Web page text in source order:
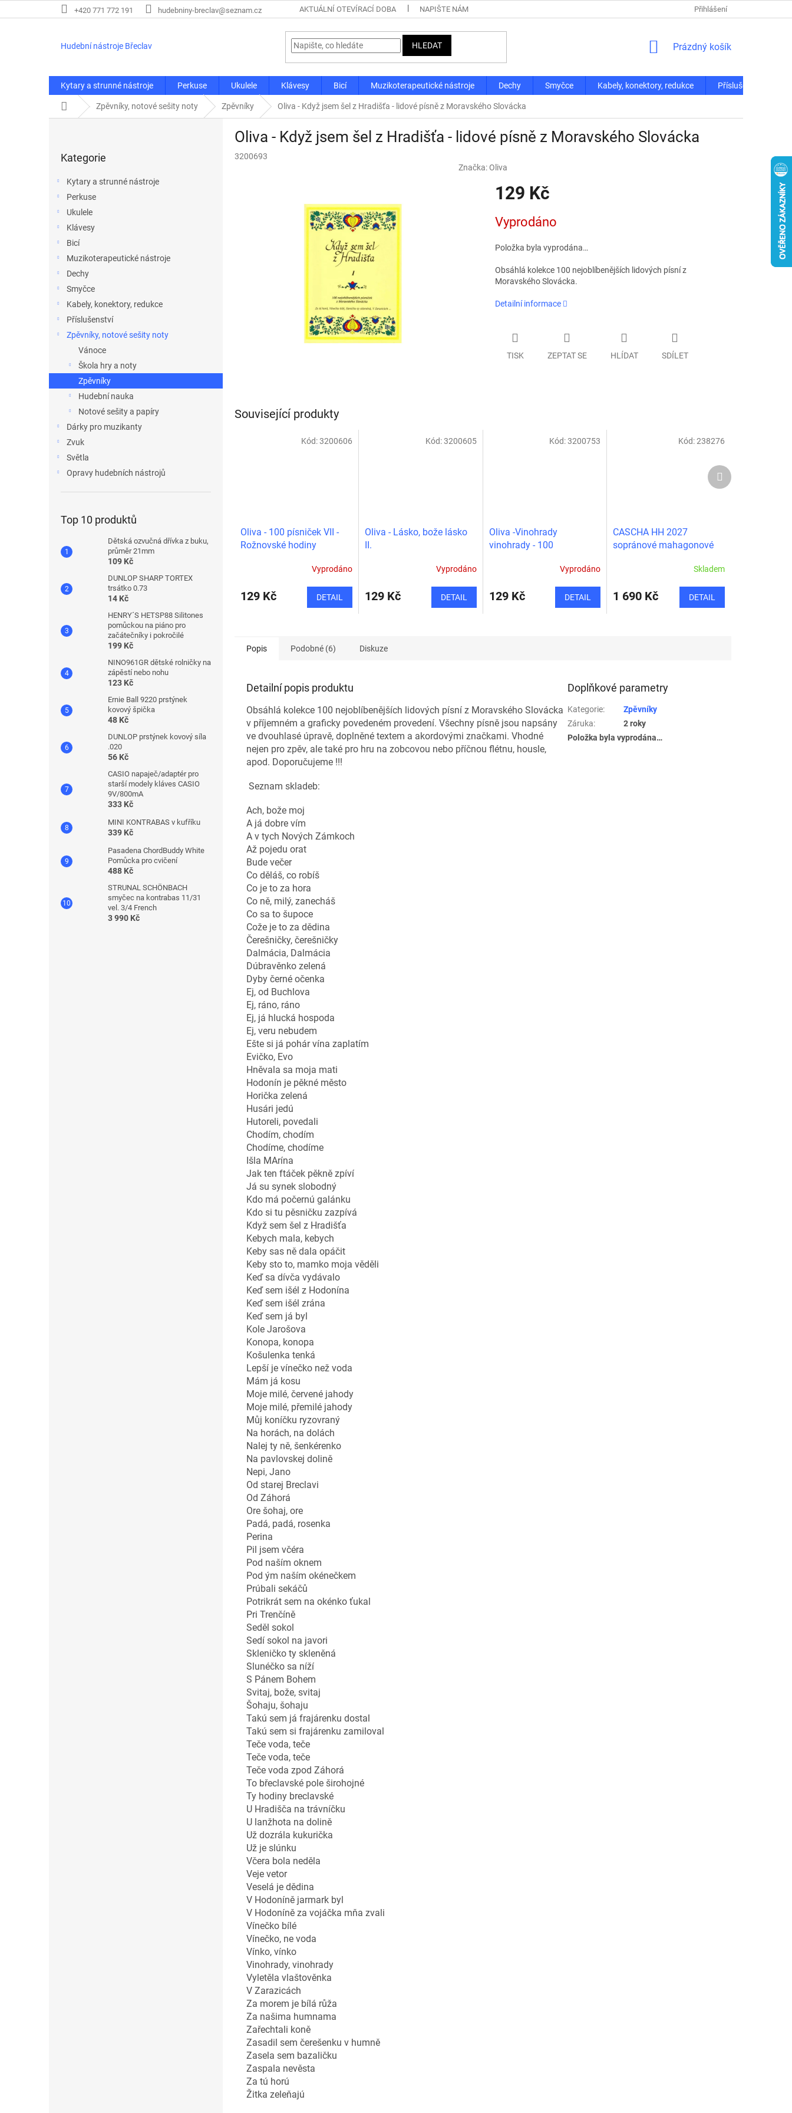
na
+420 771 772 191 hudebniny-breclav@seznam.cz AKTUÁLNÍ OTEVÍRACÍ DOBA NAPIŠTE NÁM Přihlášení
Hudební nástroje Břeclav HLEDAT
NÁKUPNÍ
Prázdný košík
Kytary a strunné nástroje Perkuse Ukulele Klávesy Bicí Muzikoterapeutické nástroje Dechy Smyčce Kabely, konektory, redukce Příslušenství
Domů Zpěvníky, notové sešity noty Zpěvníky Oliva - Když jsem šel z Hradišťa - lidové písně z Moravského Slovácka
kategorie
Kategorie
Kytary a strunné nástroje
Perkuse
Ukulele
Klávesy
Bicí
Muzikoterapeutické nástroje
Dechy
Smyčce
Kabely, konektory, redukce
Příslušenství
Zpěvníky, notové sešity noty
Vánoce
Škola hry a noty
Zpěvníky
Hudební nauka
Notové sešity a papíry
Dárky pro muzikanty
Zvuk
Světla
Opravy hudebních nástrojů
Top 10 produktů
Dětská ozvučná dřívka z buku,
průměr 21mm
109 Kč
DUNLOP SHARP TORTEX
trsátko 0.73
14 Kč
HENRY´S HETSP88 Silitones
pomůckou na piáno pro
začátečníky i pokročilé
199 Kč
NINO961GR dětské rolničky na
zápěstí nebo nohu
123 Kč
Ernie Ball 9220 prstýnek
kovový špička
48 Kč
DUNLOP prstýnek kovový síla
.020
56 Kč
CASIO napaječ/adaptér pro
starší modely kláves CASIO
9V/800mA
333 Kč
MINI KONTRABAS v kufříku
339 Kč
Pasadena ChordBuddy White
Pomůcka pro cvičení
488 Kč
STRUNAL SCHÖNBACH
smyčec na kontrabas 11/31
vel. 3/4 French
3 990 Kč
Oliva - Když jsem šel z Hradišťa - lidové písně z Moravského Slovácka
3200693
Značka: Oliva
129 Kč
cena:
Vyprodáno
Položka byla vyprodána…
Obsáhlá kolekce 100 nejoblíbenějších lidových písní z
Moravského Slovácka.
Detailní informace
TISK ZEPTAT SE HLÍDAT SDÍLET
Související produkty
Oliva - 100 písniček VII -
Rožnovské hodiny
Vyprodáno
129 Kč DETAIL
Kód:3200606
Oliva - Lásko, bože lásko
II.
Vyprodáno
129 Kč DETAIL
Kód:3200605
Oliva -Vinohrady
vinohrady - 100
Moravského SlováckaVyprodáno
129 Kč DETAIL
Kód:3200753
CASCHA HH 2027
sopránové mahagonové
obal,ladička,trsátka,publikace
Skladem
1 690 Kč DETAIL
Kód:238276
Další
produkt
Popis Podobné (6) Diskuze
Detailní popis produktu
Obsáhlá kolekce 100 nejoblíbenějších lidových písní z Moravského Slovácka
v příjemném a graficky povedeném provedení. Všechny písně jsou napsány
ve dvouhlasé úpravě, doplněné textem a akordovými značkami. Vhodné
nejen pro zpěv, ale také pro hru na zobcovou nebo příčnou flétnu, housle,
apod. Doporučujeme !!!
Seznam skladeb:
Ach, bože moj
A já dobre vím
A v tych Nových Zámkoch
Až pojedu orat
Bude večer
Co děláš, co robíš
Co je to za hora
Co ně, milý, zanecháš
Co sa to šupoce
Cože je to za dědina
Čerešničky, čerešničky
Dalmácia, Dalmácia
Dúbravěnko zelená
Dyby černé očenka
Ej, od Buchlova
Ej, ráno, ráno
Ej, já hlucká hospoda
Ej, veru nebudem
Ešte si já pohár vína zaplatím
Evičko, Evo
Hněvala sa moja mati
Hodonín je pěkné město
Horička zelená
Husári jedú
Hutoreli, povedali
Chodím, chodím
Chodíme, chodíme
Išla MArína
Jak ten ftáček pěkně zpíví
Já su synek slobodný
Kdo má počernú galánku
Kdo si tu pěsničku zazpívá
Když sem šel z Hradišťa
Kebych mala, kebych
Keby sas ně dala opáčit
Keby sto to, mamko moja věděli
Keď sa dívča vydávalo
Keď sem išél z Hodonína
Keď sem išél zrána
Keď sem já byl
Kole Jarošova
Konopa, konopa
Košulenka tenká
Lepší je vínečko než voda
Mám já kosu
Moje milé, červené jahody
Moje milé, přemilé jahody
Můj koníčku ryzovraný
Na horách, na dolách
Nalej ty ně, šenkérenko
Na pavlovskej dolině
Nepi, Jano
Od starej Breclavi
Od Záhorá
Ore šohaj, ore
Padá, padá, rosenka
Perina
Pil jsem včéra
Pod naším oknem
Pod ým naším okénečkem
Prúbali sekáčů
Potrikrát sem na okénko ťukal
Pri Trenčíně
Seděl sokol
Sedí sokol na javori
Skleničko ty skleněná
Slunéčko sa níží
S Pánem Bohem
Svitaj, bože, svitaj
Šohaju, šohaju
Takú sem já frajárenku dostal
Takú sem si frajárenku zamiloval
Teče voda, teče
Teče voda, teče
Teče voda zpod Záhorá
To břeclavské pole širohojné
Ty hodiny breclavské
U Hradišča na trávníčku
U lanžhota na dolině
Už dozrála kukurička
Už je slúnku
Včera bola neděla
Veje vetor
Veselá je dědina
V Hodoníně jarmark byl
V Hodoníně za vojáčka mňa zvali
Vínečko bílé
Vínečko, ne voda
Vínko, vínko
Vinohrady, vinohrady
Vyletěla vlaštověnka
V Zarazicách
Za morem je bílá růža
Za našima humnama
Zařechtali koně
Zasadil sem čerešenku v humně
Zasela sem bazaličku
Zaspala nevěsta
Za tú horú
Žitka zeleňajú
Doplňkové parametry
Kategorie:
Zpěvníky
Záruka:
2 roky
Položka byla vyprodána…